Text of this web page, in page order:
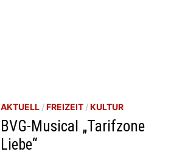
AKTUELL/FREIZEIT/KULTUR
BVG-Musical „Tarifzone
Liebe“